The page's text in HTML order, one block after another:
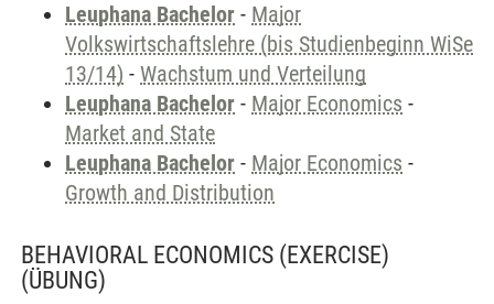
Leuphana Bachelor - Major
Volkswirtschaftslehre (bis Studienbeginn WiSe
13/14) - Wachstum und Verteilung
Leuphana Bachelor - Major Economics -
Market and State
Leuphana Bachelor - Major Economics -
Growth and Distribution
BEHAVIORAL ECONOMICS (EXERCISE)
(ÜBUNG)